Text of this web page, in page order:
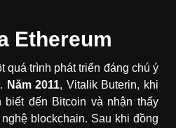
Ethereum
quá trình phát triển đáng chú ý
Năm 2011, Vitalik Buterin, khi
đến Bitcoin và nhận thấy
blockchain. Sau khi đồng